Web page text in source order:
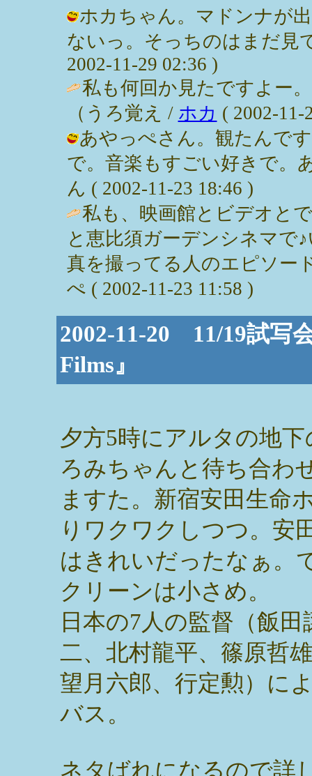
ホカちゃん。マドンナが
ないっ。そっちのはまだ見
2002-11-29 02:36 )
私も何回か見たですよー
（うろ覚え / ホカ ( 2002-11-
あやっぺさん。観たんで
で。音楽もすごい好きで。
ん ( 2002-11-23 18:46 )
私も、映画館とビデオと
と恵比須ガーデンシネマで
真を撮ってる人のエピソー
ぺ ( 2002-11-23 11:58 )
2002-11-20 11/19試写
Films』
夕方5時にアルタの地
ろみちゃんと待ち合わ
ますた。新宿安田生命
りワクワクしつつ。安
はきれいだったなぁ。
クリーンは小さめ。
日本の7人の監督（飯
二、北村龍平、篠原哲
望月六郎、行定勲）に
バス。
ネタばれになるので詳